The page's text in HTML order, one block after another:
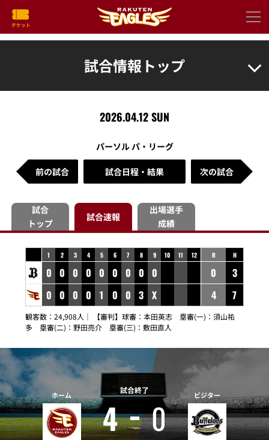
試合情報トップ
2026.04.12 SUN
パーソル パ・リーグ
前の試合 試合日程・結果 次の試合
試合
トップ
試合速報
出場選手
成績
1 2 3 4 5 6 7 8 9 10 11 12
0 0 0 0 0 0 0 0 0
0 0 0 0 1 0 0 3 X
R H
0
3
4
7
観客数：24,908人｜ 【審判】球審：本田英志 塁審(一)：須山祐
多 塁審(二)：野田亮介 塁審(三)：敷田直人
ホーム 試合終了
4 0
ビジター